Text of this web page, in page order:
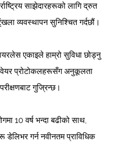
साझेदारहरूको लागि द्रुत
व्यवस्थापन सुनिश्चित गर्दछौं।
एकाइले हाम्रो सुविधा छोड्नु
प्रोटोकलहरूसँग अनुकूलता
गुज्रिन्छ।
10 वर्ष भन्दा बढीको साथ,
डेलिभर गर्न नवीनतम प्राविधिक